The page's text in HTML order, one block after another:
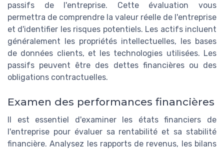
passifs de l'entreprise. Cette évaluation vous
permettra de comprendre la valeur réelle de l'entreprise
et d'identifier les risques potentiels. Les actifs incluent
généralement les propriétés intellectuelles, les bases
de données clients, et les technologies utilisées. Les
passifs peuvent être des dettes financières ou des
obligations contractuelles.
Examen des performances financières
Il est essentiel d'examiner les états financiers de
l'entreprise pour évaluer sa rentabilité et sa stabilité
financière. Analysez les rapports de revenus, les bilans